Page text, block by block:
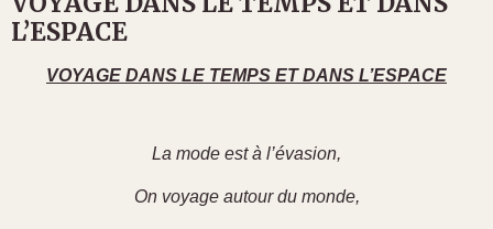
L’ESPACE
VOYAGE DANS LE TEMPS ET DANS L’ESPACE
La mode est à l’évasion,
On voyage autour du monde,